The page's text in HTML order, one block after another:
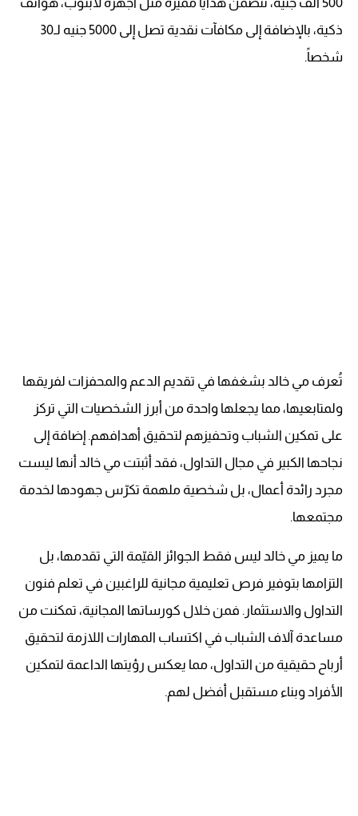
ذكية، بالإضافة إلى مكافآت نقدية تصل إلى 5000 جنيه لـ30
شخصاً.
تُعرف مي خالد بشغفها في تقديم الدعم والمحفزات لفريقها
ولمتابعيها، مما يجعلها واحدة من أبرز الشخصيات التي تركز
على تمكين الشباب وتحفيزهم لتحقيق أهدافهم. إضافة إلى
نجاحها الكبير في مجال التداول، فقد أثبتت مي خالد أنها ليست
مجرد رائدة أعمال، بل شخصية ملهمة تكرّس جهودها لخدمة
مجتمعها.
ما يميز مي خالد ليس فقط الجوائز القيّمة التي تقدمها، بل
التزامها بتوفير فرص تعليمية مجانية للراغبين في تعلم فنون
التداول والاستثمار. فمن خلال كورساتها المجانية، تمكنت من
مساعدة آلاف الشباب في اكتساب المهارات اللازمة لتحقيق
أرباح حقيقية من التداول، مما يعكس رؤيتها الداعمة لتمكين
الأفراد وبناء مستقبل أفضل لهم.